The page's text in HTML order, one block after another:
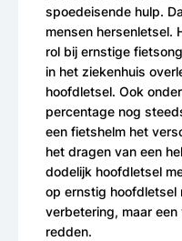
spoedeisende hulp.
mensen hersenletsel.
rol bij ernstige
in het ziekenhuis
hoofdletsel. Ook
percentage nog
een fietshelm het
het dragen van een
dodelijk hoofdletsel
op ernstig hoofdletsel
verbetering, maar
redden.